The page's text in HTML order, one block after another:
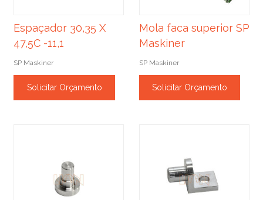
Espaçador 30,35 X
47,5C -11,1
SP Maskiner
Solicitar Orçamento
Mola faca superior SP
Maskiner
SP Maskiner
Solicitar Orçamento